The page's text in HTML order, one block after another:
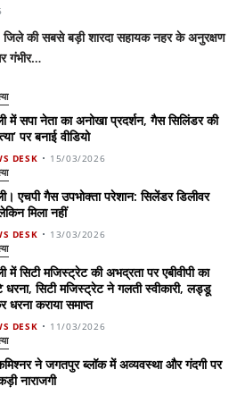
की सबसे बड़ी शारदा सहायक नहर के अनुरक्षण
गंभीर…
में सपा नेता का अनोखा प्रदर्शन, गैस सिलिंडर की
पर बनाई वीडियो
DESK 15/03/2026
एचपी गैस उपभोक्ता परेशान: सिलेंडर डिलीवर
मिला नहीं
DESK 13/03/2026
में सिटी मजिस्ट्रेट की अभद्रता पर एबीवीपी का
धरना, सिटी मजिस्ट्रेट ने गलती स्वीकारी, लड्डू
धरना कराया समाप्त
DESK 11/03/2026
ने जगतपुर ब्लॉक में अव्यवस्था और गंदगी पर
नाराजगी